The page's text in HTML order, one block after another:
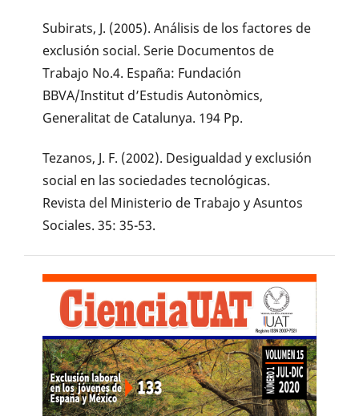
Subirats, J. (2005). Análisis de los factores de
exclusión social. Serie Documentos de
Trabajo No.4. España: Fundación
BBVA/Institut d’Estudis Autonòmics,
Generalitat de Catalunya. 194 Pp.
Tezanos, J. F. (2002). Desigualdad y exclusión
social en las sociedades tecnológicas.
Revista del Ministerio de Trabajo y Asuntos
Sociales. 35: 35-53.